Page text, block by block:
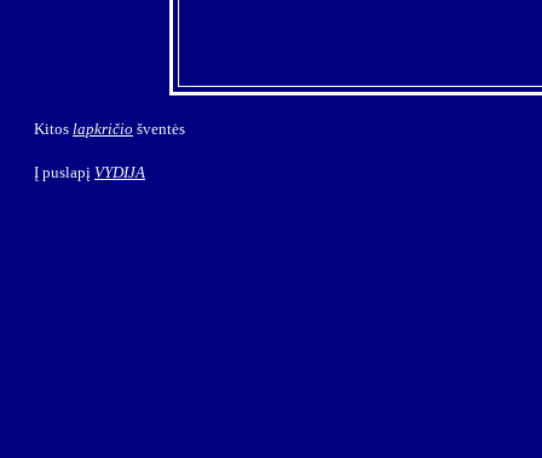
Kitos lapkričio šventės
Į puslapį VYDIJA